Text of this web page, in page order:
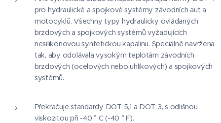
pro hydraulické a spojkové systémy závodních aut a
motocyklů. Všechny typy hydraulicky ovládaných
brzdových a spojkových systémů vyžadujících
nesilikonovou syntetickou kapalinu. Speciálně navržena
tak, aby odolávala vysokým teplotám závodních
brzdových (ocelových nebo uhlíkových) a spojkových
systémů.
Překračuje standardy DOT 5,1 a DOT 3, s odlišnou
viskozitou při -40 ° C (-40 ° F).